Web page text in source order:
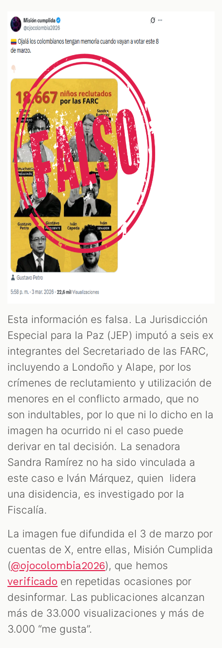
Esta información es falsa. La Jurisdicción
Especial para la Paz (JEP) imputó a seis ex
integrantes del Secretariado de las FARC,
incluyendo a Londoño y Alape, por los
crímenes de reclutamiento y utilización de
menores en el conflicto armado, que no
son indultables, por lo que ni lo dicho en la
imagen ha ocurrido ni el caso puede
derivar en tal decisión. La senadora
Sandra Ramírez no ha sido vinculada a
este caso e Iván Márquez, quien lidera
una disidencia, es investigado por la
Fiscalía.
La imagen fue difundida el 3 de marzo por
cuentas de X, entre ellas, Misión Cumplida
(@ojocolombia2026), que hemos
verificado en repetidas ocasiones por
desinformar. Las publicaciones alcanzan
más de 33.000 visualizaciones y más de
3.000 “me gusta”.